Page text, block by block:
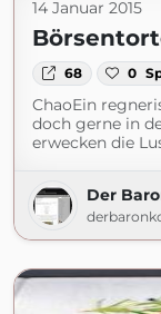
14 Januar 2015
68 0
ChaoEin
doch gerne in
erwecken die
Der